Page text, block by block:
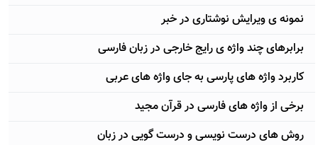
نمونه ی ویرایش نوشتاری در خبر
برابرهای چند واژه ی رایج خارجی در زبان فارسی
کاربرد واژه های پارسی به جای واژه های عربی
برخی از واژه های فارسی در قرآن مجید
روش های درست نویسی و درست گویی در زبان